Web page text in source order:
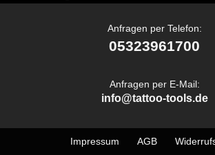
Anfragen per Telefon:
05323961700
Anfragen per E-Mail:
info@tattoo-tools.de
Impressum AGB